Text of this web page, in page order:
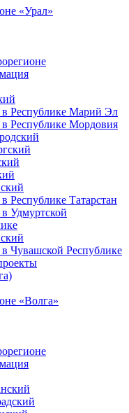
«Урал»
Республике Марий Эл
Республике Мордовия
Республике Татарстан
Удмуртской
Чувашской Республике
«Волга»